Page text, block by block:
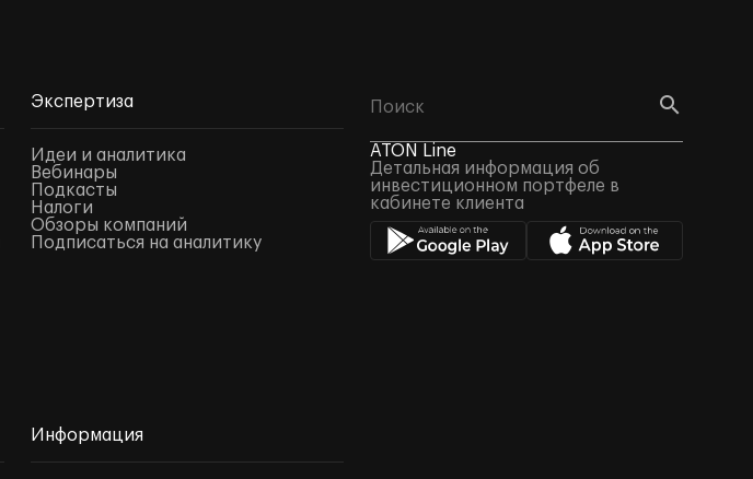
Экспертиза
Идеи и аналитика
Вебинары
Подкасты
Налоги
Обзоры компаний
Подписаться на аналитику
Информация
ATON Line
Детальная информация об
инвестиционном портфеле в
кабинете клиента